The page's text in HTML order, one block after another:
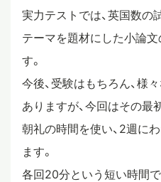
クロスカリキュラム
スタディツアー
ニュース
教員ブログ
実力テストでは、英国数の
テーマを題材にした小論
す。
今後、受験はもちろん、様
ありますが、今回はその最
朝礼の時間を使い、2週に
ます。
各回20分という短い時間で